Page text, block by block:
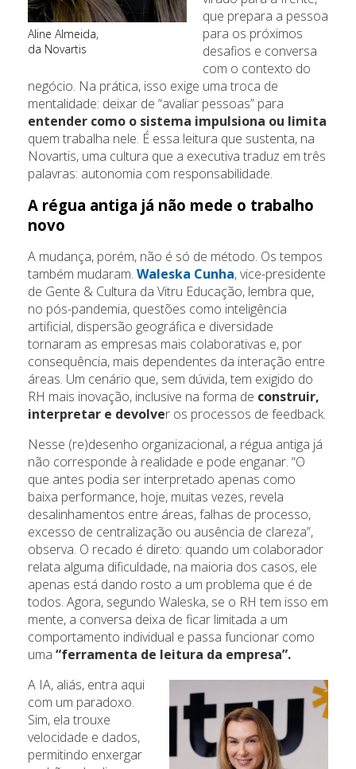
Aline Almeida,
da Novartis
que prepara a pessoa
para os próximos
desafios e conversa
com o contexto do
negócio. Na prática, isso exige uma troca de
mentalidade: deixar de “avaliar pessoas” para
entender como o sistema impulsiona ou limita
quem trabalha nele. É essa leitura que sustenta, na
Novartis, uma cultura que a executiva traduz em três
palavras: autonomia com responsabilidade.
A régua antiga já não mede o trabalho
novo
A mudança, porém, não é só de método. Os tempos
também mudaram. Waleska Cunha, vice-presidente
de Gente & Cultura da Vitru Educação, lembra que,
no pós-pandemia, questões como inteligência
artificial, dispersão geográfica e diversidade
tornaram as empresas mais colaborativas e, por
consequência, mais dependentes da interação entre
áreas. Um cenário que, sem dúvida, tem exigido do
RH mais inovação, inclusive na forma de construir,
interpretar e devolver os processos de feedback.
Nesse (re)desenho organizacional, a régua antiga já
não corresponde à realidade e pode enganar. “O
que antes podia ser interpretado apenas como
baixa performance, hoje, muitas vezes, revela
desalinhamentos entre áreas, falhas de processo,
excesso de centralização ou ausência de clareza”,
observa. O recado é direto: quando um colaborador
relata alguma dificuldade, na maioria dos casos, ele
apenas está dando rosto a um problema que é de
todos. Agora, segundo Waleska, se o RH tem isso em
mente, a conversa deixa de ficar limitada a um
comportamento individual e passa funcionar como
uma “ferramenta de leitura da empresa”.
A IA, aliás, entra aqui
com um paradoxo.
Sim, ela trouxe
velocidade e dados,
permitindo enxergar